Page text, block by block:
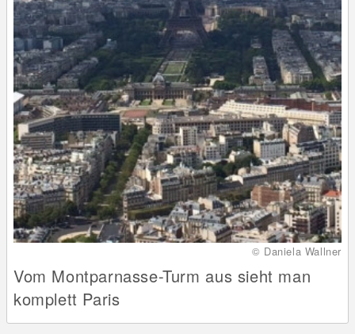
© Daniela Wallner
Vom Montparnasse-Turm aus sieht man
komplett Paris